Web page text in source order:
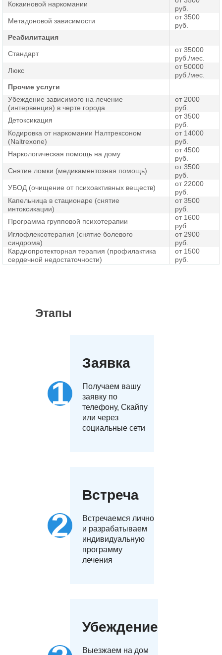
Кокаиновой наркомании
руб.
Метадоновой зависимости
от 3500
руб.
Реабилитация
Стандарт
от 35000
руб./мес.
Люкс
от 50000
руб./мес.
Прочие услуги
Убеждение зависимого на лечение
(интервенция) в черте города
от 2000
руб.
Детоксикация
от 3500
руб.
Кодировка от наркомании Налтрексоном
(Naltrexone)
от 14000
руб.
Наркологическая помощь на дому
от 4500
руб.
Снятие ломки (медикаментозная помощь)
от 3500
руб.
УБОД (очищение от психоактивных веществ)
от 22000
руб.
Капельница в стационаре (снятие
интоксикации)
от 3500
руб.
Программа групповой психотерапии
от 1600
руб.
Иглофлексотерапия (снятие болевого
синдрома)
от 2900
руб.
Кардиопротекторная терапия (профилактика
сердечной недостаточности)
от 1500
руб.
Этапы
Заявка
Получаем вашу
заявку по
телефону, Скайпу
или через
социальные сети
Встреча
Встречаемся лично
и разрабатываем
индивидуальную
программу
лечения
Убеждение
Выезжаем на дом